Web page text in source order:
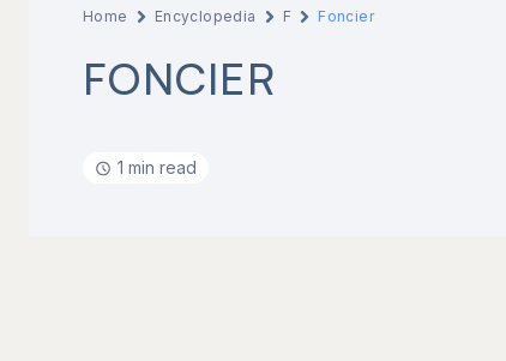
Home Encyclopedia F Foncier
FONCIER
1 min read